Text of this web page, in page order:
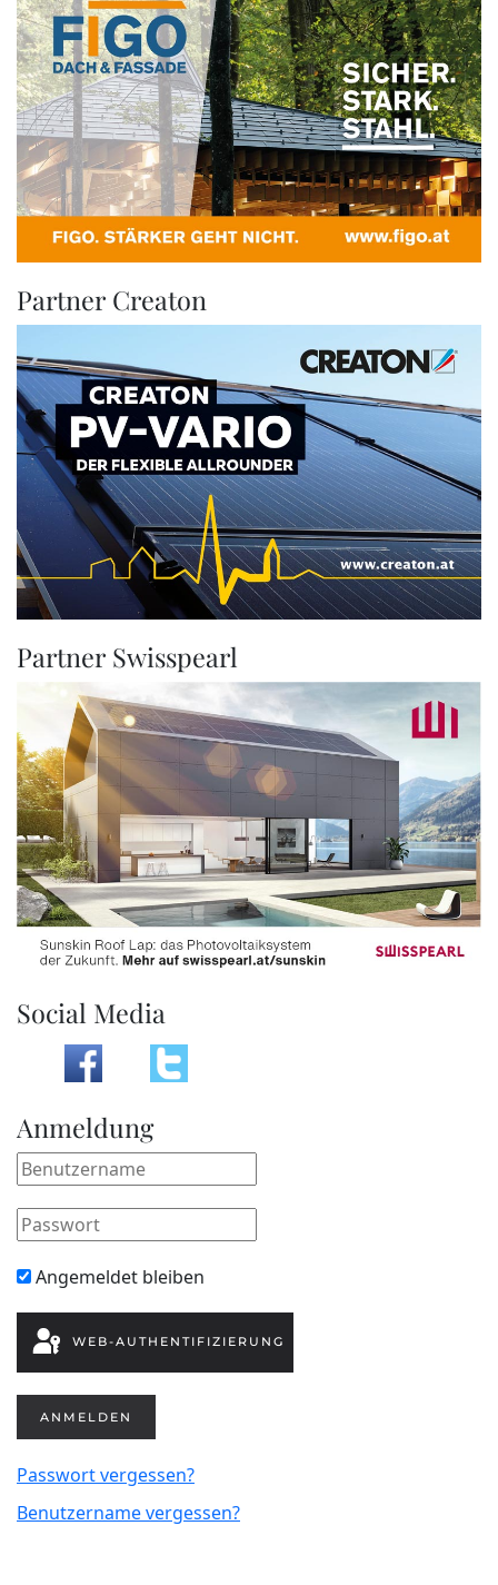
Partner Creaton
Partner Swisspearl
Social Media
Anmeldung
Angemeldet bleiben
WEB-AUTHENTIFIZIERUNG
ANMELDEN
Passwort vergessen?
Benutzername vergessen?